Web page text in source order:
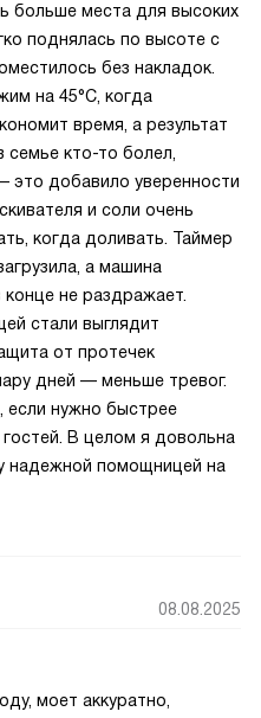
больше места для высоких
поднялась по высоте с
без накладок.
на 45°C, когда
время, а результат
семье кто-то болел,
это добавило уверенности
и соли очень
когда доливать. Таймер
а машина
конце не раздражает.
стали выглядит
от протечек
дней — меньше тревог.
если нужно быстрее
В целом я довольна
надежной помощницей на
08.08.2025
моет аккуратно,